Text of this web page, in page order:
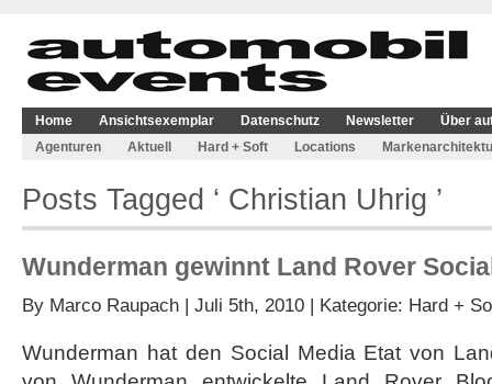
Home Ansichtsexemplar Datenschutz Newsletter
Über
Agenturen
Aktuell Hard + Soft Locations
Posts Tagged ‘ Christian Uhrig ’
Wunderman gewinnt Land Rover
By Marco Raupach | Juli 5th, 2010 | Kategorie: Hard +
Wunderman hat den Social Media Etat von